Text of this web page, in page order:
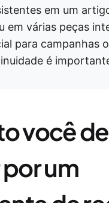
em um
em várias peças
para campanhas
é
você
um